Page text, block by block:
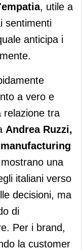
empatia, utile a
sentimenti
anticipa i
a vero e
relazione tra
Andrea Ruzzi,
una
italiani verso
decisioni, ma
di
Per i brand,
la customer